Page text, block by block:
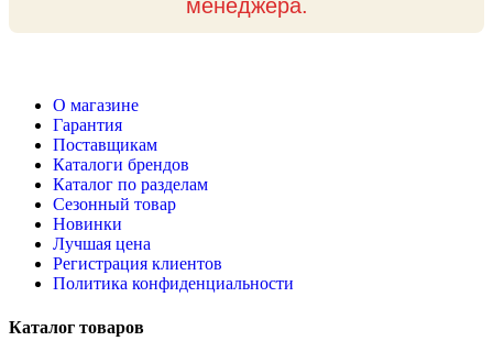
менеджера.
О магазине
Гарантия
Поставщикам
Каталоги брендов
Каталог по разделам
Сезонный товар
Новинки
Лучшая цена
Регистрация клиентов
Политика конфиденциальности
Каталог товаров